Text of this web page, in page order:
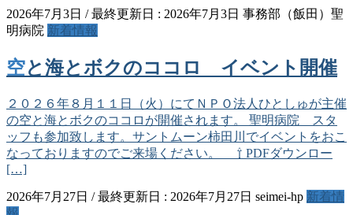
2026年7月3日 / 最終更新日 : 2026年7月3日 事務部（飯田）聖
明病院 新着情報
空と海とボクのココロ イベント開催
２０２６年８月１１日（火）にてＮＰＯ法人ひとしゅが主催
の空と海とボクのココロが開催されます。 聖明病院 スタ
ッフも参加致します。サントムーン柿田川でイベントをおこ
なっておりますのでご来場ください。 ⇧ PDFダウンロー
[…]
2026年7月27日 / 最終更新日 : 2026年7月27日 seimei-hp 新着情